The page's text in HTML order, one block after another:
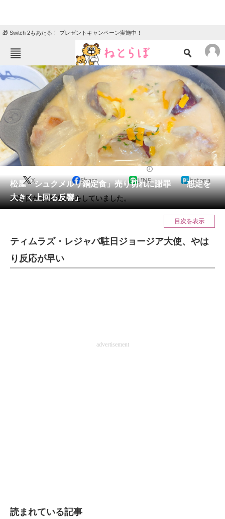
🎁 Switch 2もあたる！ プレゼントキャンペーン実施中！
ねとらぼメニュー
ニュース
エンタメ クイズ
グルメ 地域
住まい 教育・育児
動物 リサーチ
会員記事
メディア
ITの今と未来を見通す
スマホと通信の最新トレンド
製造業のIT導入・活用を支援
松屋「シュクメルリ鍋定食」売り切れに謝罪 「想定を
大きく上回る反響」
X Share LINE hatena
2月6日から復刻販売をしていました。
目次を表示
ティムラズ・レジャバ駐日ジョージア大使、やは
り反応が早い
advertisement
読まれている記事